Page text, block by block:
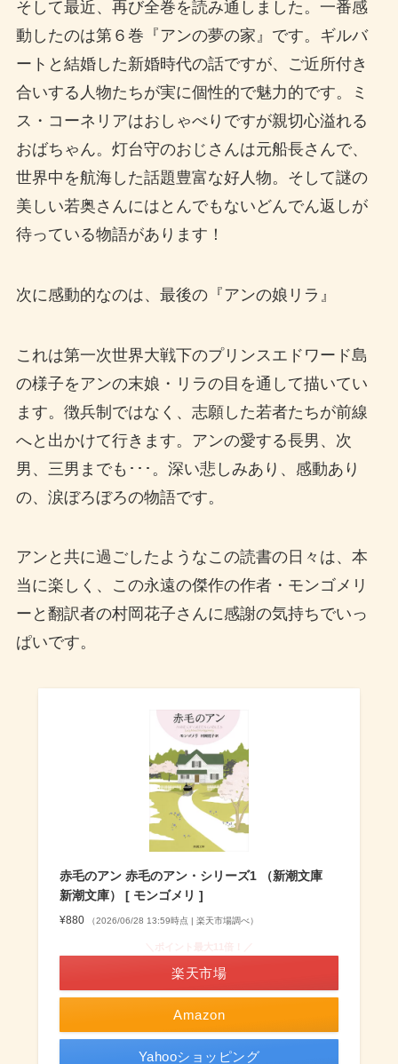
そして最近、再び全巻を読み通しました。一番感
動したのは第６巻『アンの夢の家』です。ギルバ
ートと結婚した新婚時代の話ですが、ご近所付き
合いする人物たちが実に個性的で魅力的です。ミ
ス・コーネリアはおしゃべりですが親切心溢れる
おばちゃん。灯台守のおじさんは元船長さんで、
世界中を航海した話題豊富な好人物。そして謎の
美しい若奥さんにはとんでもないどんでん返しが
待っている物語があります！
次に感動的なのは、最後の『アンの娘リラ』
これは第一次世界大戦下のプリンスエドワード島
の様子をアンの末娘・リラの目を通して描いてい
ます。徴兵制ではなく、志願した若者たちが前線
へと出かけて行きます。アンの愛する長男、次
男、三男までも･･･。深い悲しみあり、感動あり
の、涙ぼろぼろの物語です。
アンと共に過ごしたようなこの読書の日々は、本
当に楽しく、この永遠の傑作の作者・モンゴメリ
ーと翻訳者の村岡花子さんに感謝の気持ちでいっ
ぱいです。
赤毛のアン 赤毛のアン・シリーズ1 （新潮文庫
新潮文庫） [ モンゴメリ ]
¥880 （2026/06/28 13:59時点 | 楽天市場調べ）
Amazon
楽天市場
Yahooショッピング